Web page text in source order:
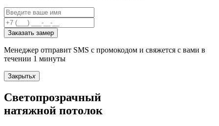
Заказать замер
Менеджер отправит SMS с промокодом и свяжется с вами в
течении 1 минуты
Закрытьx
Светопрозрачный
натяжной потолок